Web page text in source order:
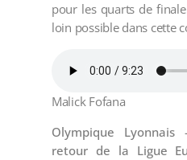
pour les quarts de
loin possible dans cette
Malick Fofana
Olympique Lyonnais
retour de la Ligue